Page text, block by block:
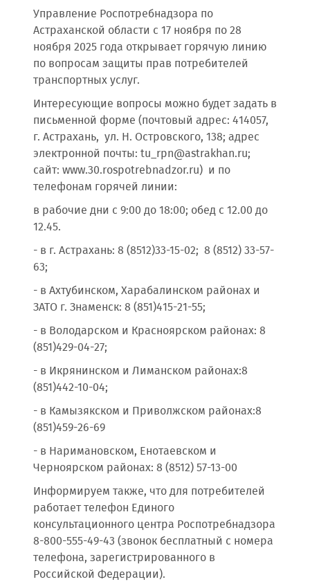
Управление Роспотребнадзора по
Астраханской области с 17 ноября по 28
ноября 2025 года открывает горячую линию
по вопросам защиты прав потребителей
транспортных услуг.
Интересующие вопросы можно будет задать в
письменной форме (почтовый адрес: 414057,
г. Астрахань, ул. Н. Островского, 138; адрес
электронной почты: tu_rpn@astrakhan.ru;
сайт: www.30.rospotrebnadzor.ru) и по
телефонам горячей линии:
в рабочие дни с 9:00 до 18:00; обед с 12.00 до
12.45.
- в г. Астрахань: 8 (8512)33-15-02; 8 (8512) 33-57-
63;
- в Ахтубинском, Харабалинском районах и
ЗАТО г. Знаменск: 8 (851)415-21-55;
- в Володарском и Красноярском районах: 8
(851)429-04-27;
- в Икрянинском и Лиманском районах:8
(851)442-10-04;
- в Камызякском и Приволжском районах:8
(851)459-26-69
- в Наримановском, Енотаевском и
Черноярском районах: 8 (8512) 57-13-00
Информируем также, что для потребителей
работает телефон Единого
консультационного центра Роспотребнадзора
8-800-555-49-43 (звонок бесплатный с номера
телефона, зарегистрированного в
Российской Федерации).